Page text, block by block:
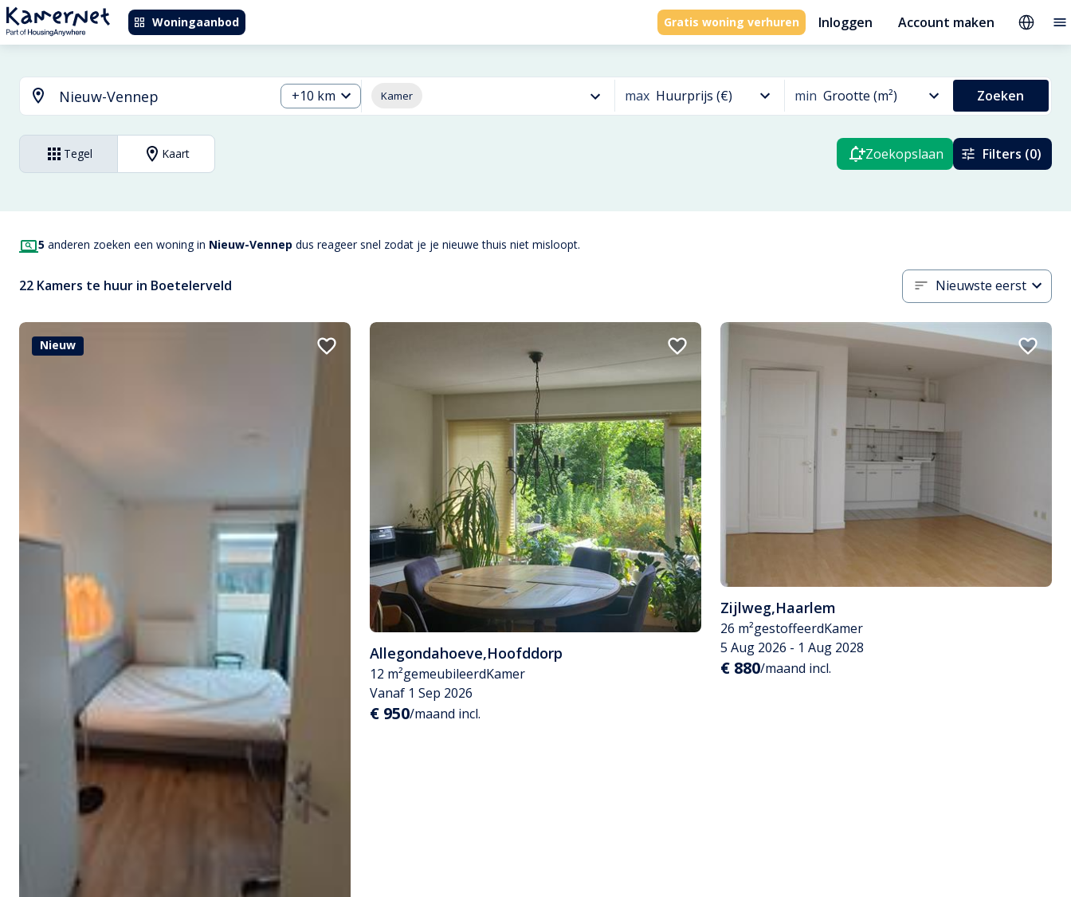
Woningaanbod Gratis woning verhuren Inloggen Account maken
+10 km Kamer max Huurprijs (€) min Grootte (m²) Zoeken
Tegel Kaart Zoekopslaan Filters (0)
5 anderen zoeken een woning in Nieuw-Vennep dus reageer snel zodat je je nieuwe thuis niet misloopt.
22 Kamers te huur in Boetelerveld Nieuwste eerst
Nieuw
Allegondahoeve,Hoofddorp
12 m²gemeubileerdKamer
Vanaf 1 Sep 2026
€ 950/maand incl.
Zijlweg,Haarlem
26 m²gestoffeerdKamer
5 Aug 2026 - 1 Aug 2028
€ 880/maand incl.